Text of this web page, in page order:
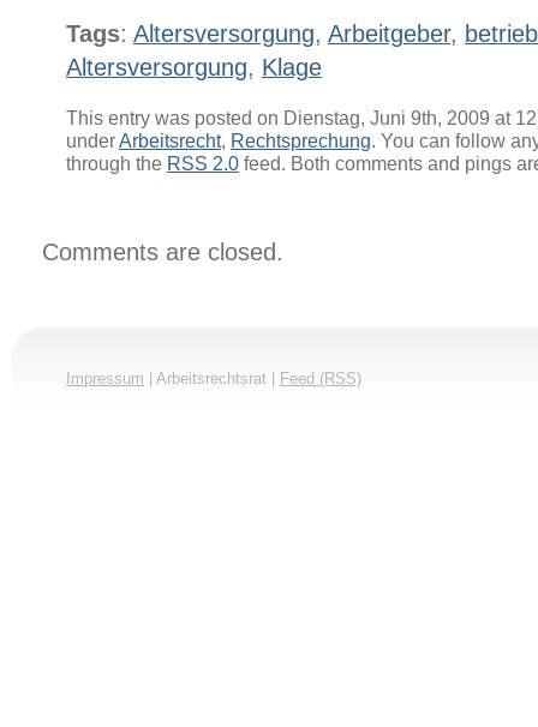
Tags: Altersversorgung, Arbeitgeber,
Altersversorgung, Klage
This entry was posted on Dienstag, Juni 9th, 2009 at
underArbeitsrecht, Rechtsprechung. You can follow
through the RSS 2.0 feed. Both comments and pings
Comments are closed.
Impressum | Arbeitsrechtsrat | Feed (RSS)